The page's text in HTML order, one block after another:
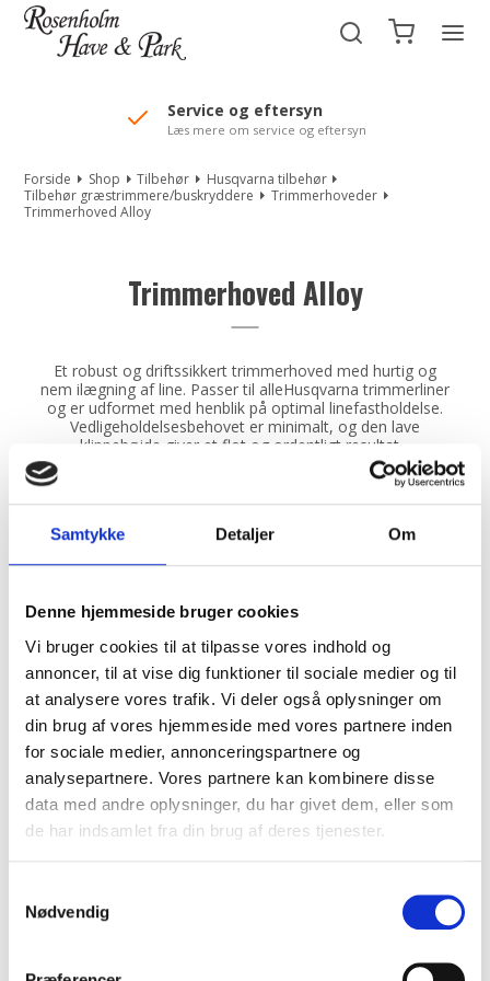
Samtykke Detaljer Om
Denne hjemmeside bruger cookies
Vi bruger cookies til at tilpasse vores indhold og
annoncer, til at vise dig funktioner til sociale medier og til
at analysere vores trafik. Vi deler også oplysninger om
din brug af vores hjemmeside med vores partnere inden
for sociale medier, annonceringspartnere og
analysepartnere. Vores partnere kan kombinere disse
data med andre oplysninger, du har givet dem, eller som
de har indsamlet fra din brug af deres tjenester.
Nødvendig
//Mailchimp autofill selected "Pakke"
Service og eftersyn
Læs mere om service og eftersyn
Forside Shop Tilbehør
Husqvarna tilbehør
Tilbehør græstrimmere/buskryddere
Trimmerhoveder
Trimmerhoved Alloy
Trimmerhoved Alloy
Et robust og driftssikkert trimmerhoved med hurtig og
nem ilægning af line. Passer til alleHusqvarna trimmerliner
og er udformet med henblik på optimal linefastholdelse.
Vedligeholdelsesbehovet er minimalt, og den lave
klippehøjde giver et flot og ordentligt resultat.